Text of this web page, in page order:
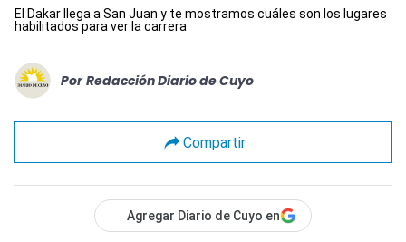
El Dakar llega a San Juan y te mostramos cuáles son los lugares
habilitados para ver la carrera
Por Redacción Diario de Cuyo
Compartir
Agregar Diario de Cuyo en